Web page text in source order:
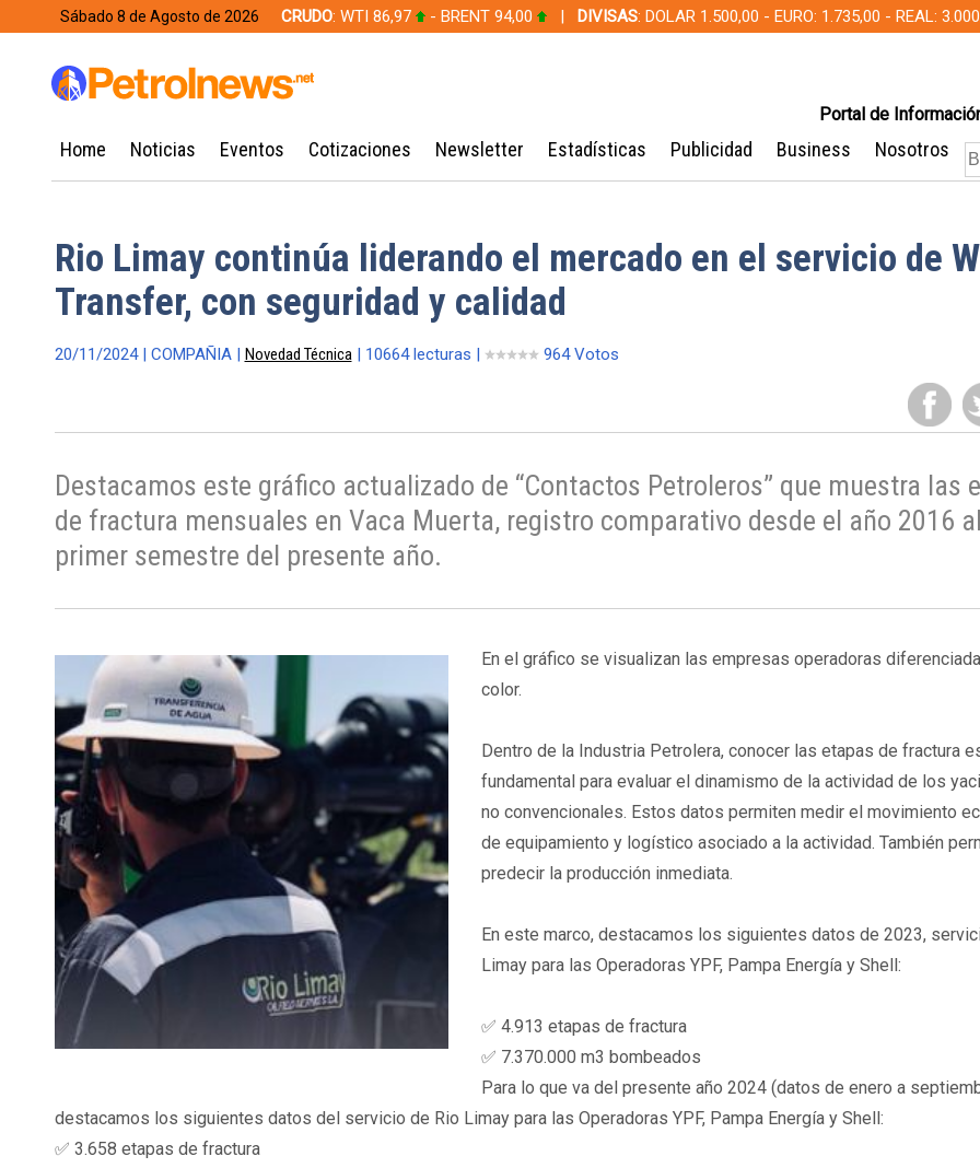
Sábado 8 de Agosto de 2026 CRUDO: WTI 86,97 - BRENT 94,00 | DIVISAS: DOLAR 1.500,00 - EURO: 1.735,00 - REAL:
Portal de
Home Noticias Eventos Cotizaciones Newsletter Estadísticas Publicidad Business Nosotros
Rio Limay continúa liderando el mercado en el servicio de
Transfer, con seguridad y calidad
20/11/2024 | COMPAÑIA | Novedad Técnica| 10664 lecturas | 964 Votos
Destacamos este gráfico actualizado de “Contactos Petroleros” que muestra las
de fractura mensuales en Vaca Muerta, registro comparativo desde el año 2016
primer semestre del presente año.
En el gráfico se visualizan las empresas operadoras
color.
Dentro de la Industria Petrolera, conocer las etapas de fractura
fundamental para evaluar el dinamismo de la actividad de los
no convencionales. Estos datos permiten medir el movimiento
de equipamiento y logístico asociado a la actividad. También
predecir la producción inmediata.
En este marco, destacamos los siguientes datos de 2023,
Limay para las Operadoras YPF, Pampa Energía y Shell:
✅ 4.913 etapas de fractura
✅ 7.370.000 m3 bombeados
Para lo que va del presente año 2024 (datos de enero a
destacamos los siguientes datos del servicio de Rio Limay para las Operadoras YPF, Pampa Energía y Shell:
✅ 3.658 etapas de fractura